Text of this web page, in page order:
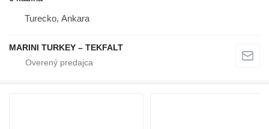
Turecko, Ankara
MARINI TURKEY – TEKFALT